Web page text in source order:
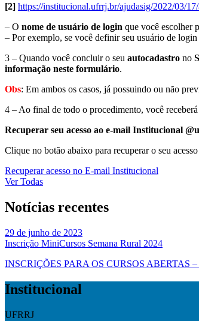
[2] https://institucional.ufrrj.br/ajudasig/2022/03/17/
– O nome de usuário de login que você escolher
– Por exemplo, se você definir seu usuário de login
3 – Quando você concluir o seu autocadastro no
informação neste formulário.
Obs: Em ambos os casos, já possuindo ou não
4 – Ao final de todo o procedimento, você
Recuperar seu acesso ao e-mail Institucional
Clique no botão abaixo para recuperar o seu
Recuperar acesso no E-mail Institucional
Ver Todas
Notícias recentes
29 de junho de 2023
Inscrição MiniCursos Semana Rural 2024
INSCRIÇÕES PARA OS CURSOS ABERTAS
Institucional
UFRRJ